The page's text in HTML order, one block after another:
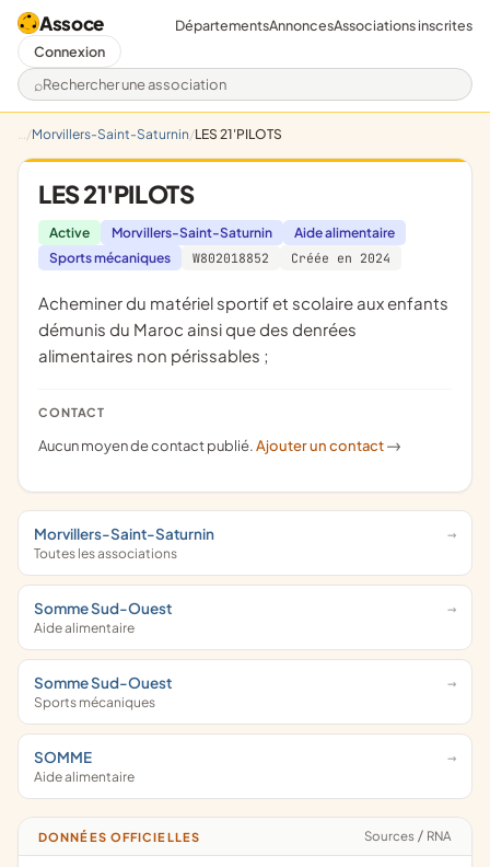
Assoce
Rechercher une association
DépartementsAnnoncesAssociations inscrites
Connexion
Morvillers-Saint-Saturnin LES 21'PILOTS
LES 21'PILOTS
Active Morvillers-Saint-Saturnin
Aide alimentaire
Sports mécaniques
W802018852 Créée en 2024
acheminer du matériel sportif et scolaire aux enfants
démunis du Maroc ainsi que des denrées
alimentaires non périssables ;
CONTACT
Aucun moyen de contact publié.Ajouter un contact ->
Morvillers-Saint-Saturnin
Toutes les associations
Somme Sud-Ouest
Aide alimentaire
Somme Sud-Ouest
Sports mécaniques
SOMME
Aide alimentaire
DONNÉES OFFICIELLES Sources / RNA